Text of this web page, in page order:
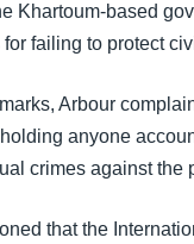
လိပ်စာ
ျား
Khartoum-based
failing to protect
Arbour
anyone
crimes against the
that the